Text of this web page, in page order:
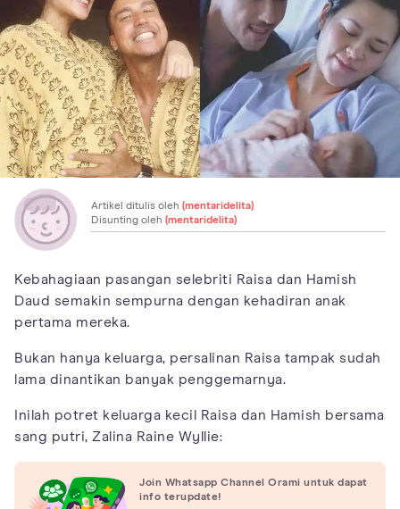
Artikel ditulis oleh (mentaridelita)
Disunting oleh (mentaridelita)
Kebahagiaan pasangan selebriti Raisa dan Hamish
Daud semakin sempurna dengan kehadiran anak
pertama mereka.
Bukan hanya keluarga, persalinan Raisa tampak sudah
lama dinantikan banyak penggemarnya.
Inilah potret keluarga kecil Raisa dan Hamish bersama
sang putri, Zalina Raine Wyllie:
Join Whatsapp Channel Orami untuk dapat
info terupdate!